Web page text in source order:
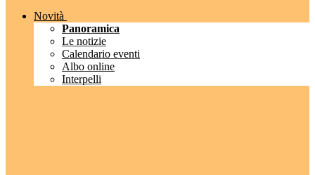
Novità
Panoramica
Le notizie
Calendario eventi
Albo online
Interpelli